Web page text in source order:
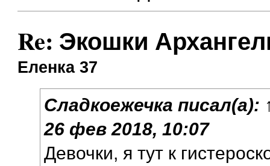
Re: Экошки
Еленка 37
Сладкоежечка писал(а):
26 фев 2018, 10:07
Девочки, я тут к